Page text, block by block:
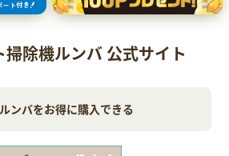
ディズニープラス) セットプラン
除機ルンバ 公式サイト
ンバをお得に購入できる